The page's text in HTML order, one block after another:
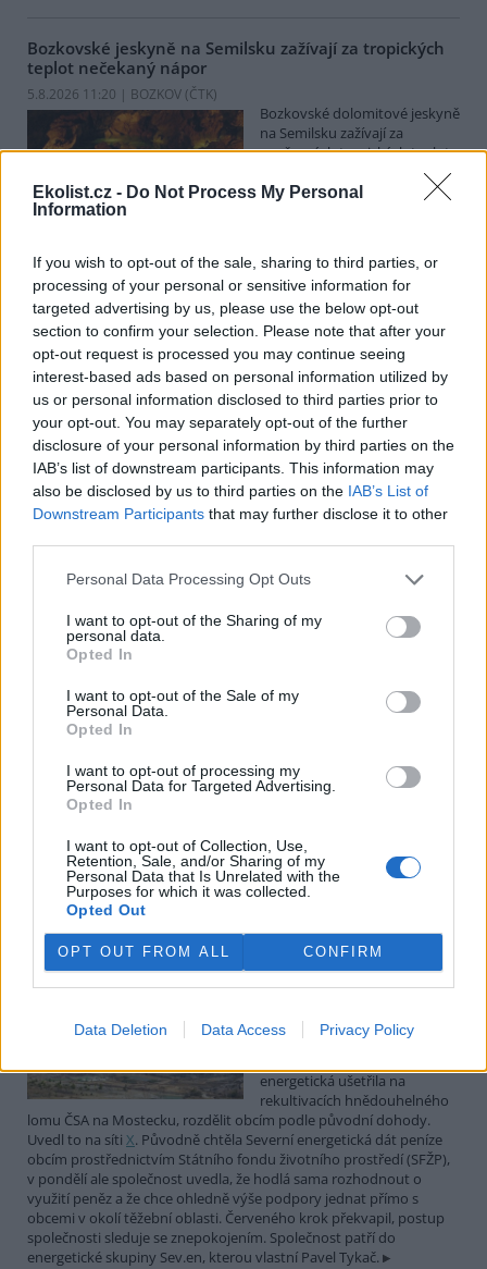
Ekolist.cz - Do Not Process My Personal
Information
If you wish to opt-out of the sale, sharing to third parties, or
processing of your personal or sensitive information for
targeted advertising by us, please use the below opt-out
section to confirm your selection. Please note that after your
opt-out request is processed you may continue seeing
interest-based ads based on personal information utilized by
us or personal information disclosed to third parties prior to
your opt-out. You may separately opt-out of the further
disclosure of your personal information by third parties on the
IAB’s list of downstream participants. This information may
also be disclosed by us to third parties on the IAB’s List of
Downstream Participants that may further disclose it to other
Personal Data Processing Opt Outs
I want to opt-out of the Sharing of my
personal data.
Opted In
I want to opt-out of the Sale of my
Personal Data.
Opted In
I want to opt-out of processing my
Personal Data for Targeted Advertising.
Opted In
I want to opt-out of Collection, Use,
Retention, Sale, and/or Sharing of my
Personal Data that Is Unrelated with the
Purposes for which it was collected.
Opted Out
OPT OUT FROM ALL CONFIRM
Data Deletion Data Access Privacy Policy
Bozkovské jeskyně na Semilsku zažívají za tropických
teplot nečekaný nápor
5.8.2026 11:20 | BOZKOV (ČTK)
Bozkovské dolomitové jeskyně
na Semilsku zažívají za
současných tropických teplot
nečekaný nápor. Jde sice o
jedno z nejchladnějších míst v
Libereckém kraji, které má stálou teplotu mezi 7,5 až devíti stupni
V pěti zemích Amazonie zatkli stovky lidí kvůli
environmentální kriminalitě
5.8.2026 10:34 | BOGOTÁ (ČTK)
Policisté v pěti zemích ležících
v Amazonii pozatýkali stovky
lidí a zabavili dřevo, minerály i
zvířata v hodnotě přes 280
milionů dolarů (kolem 5,9
miliard korun) při jednom z největších koordinovaných zásahů
proti environmentální kriminalitě v největším deštném pralese
Zelený štít 2026 zapojily Bolívie, Brazílie, Kolumbie, Ekvádor a Peru.
Potok Bylanka v Pardubicích vyschl. Městský obvod
chce, aby Povodí Labe vyčistilo koryto
Diskuse: 1
Potok Bylanka v Pardubicích v
vyschl. Městský obvod VI chce
využít období bez vody k
vyčištění koryta, a obrátil se proto se žádostí na správce toku,
Povodí Labe. Organizace ale požadavek odmítla s tím, že údržbu
dělala už v červnu a další zásah v tuto chvíli neplánuje, zjistila ČTK.
Červený chce peníze ušetřené za rekultivaci rozdělit
obcím podle původní dohody
5.8.2026 01:29 (ČTK)
Ministr životního prostředí
Igor Červený (Motoristé) chce
energetická ušetřila na
rekultivacích hnědouhelného
lomu ČSA na Mostecku, rozdělit obcím podle původní dohody.
Uvedl to na síti X. Původně chtěla Severní energetická dát peníze
obcím prostřednictvím Státního fondu životního prostředí (SFŽP),
v pondělí ale společnost uvedla, že hodlá sama rozhodnout o
využití peněz a že chce ohledně výše podpory jednat přímo s
obcemi v okolí těžební oblasti. Červeného krok překvapil, postup
společnosti sleduje se znepokojením. Společnost patří do
energetické skupiny Sev.en, kterou vlastní Pavel Tykač.